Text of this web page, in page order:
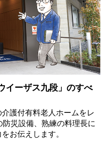
イーザス九段」のすべ
護付有料老人ホームをレ
災設備、熟練の料理長に
お伝えします。